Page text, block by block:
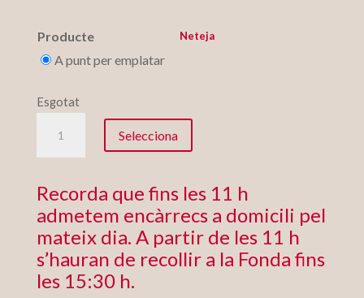
Producte Neteja
A punt per emplatar
Esgotat
de
carn
i
verdures
Selecciona
Recorda que fins les 11 h
admetem encàrrecs a domicili pel
mateix dia. A partir de les 11 h
s’hauran de recollir a la Fonda fins
les 15:30 h.